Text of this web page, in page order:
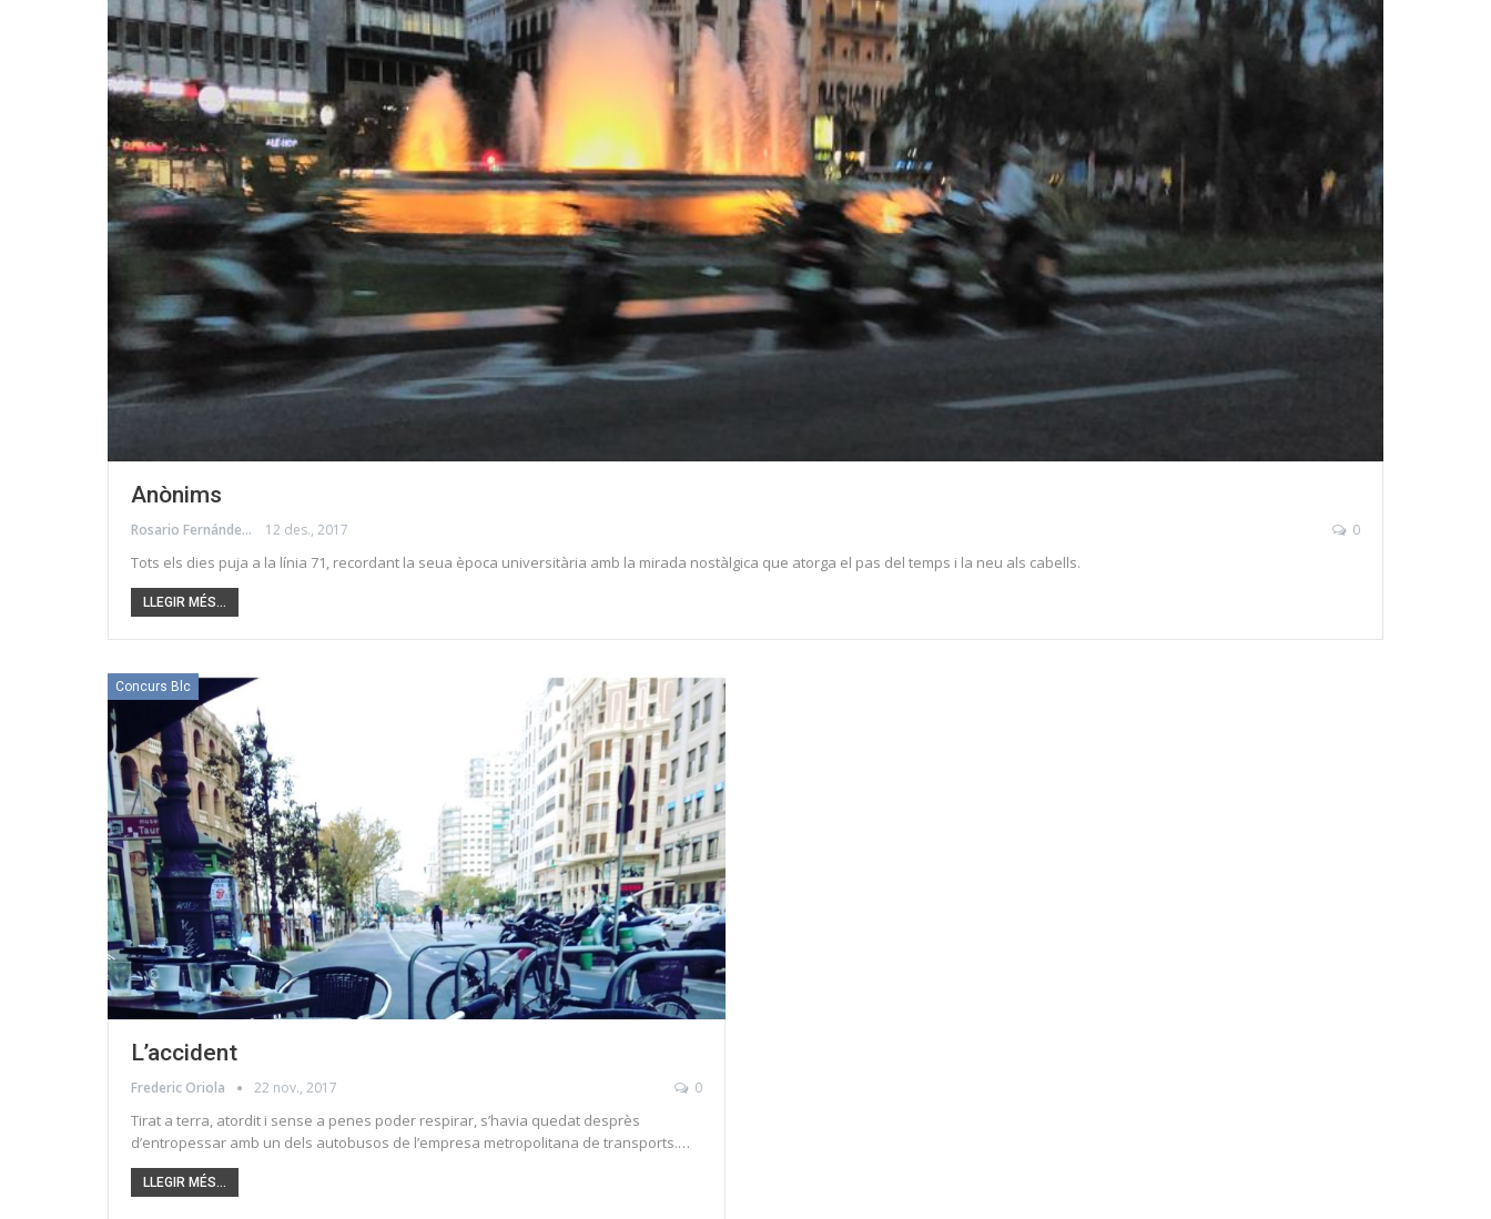
Anònims
Rosario Fernández 12 des., 2017 0
Tots els dies puja a la línia 71, recordant la seua època universitària amb la mirada nostàlgica que atorga el pas del temps i la neu als cabells.
LLEGIR MÉS...
Concurs Blc
L’accident
Frederic Oriola 22 nov., 2017 0
Tirat a terra, atordit i sense a penes poder respirar, s’havia quedat desprès
d’entropessar amb un dels autobusos de l’empresa metropolitana de transports.…
LLEGIR MÉS...